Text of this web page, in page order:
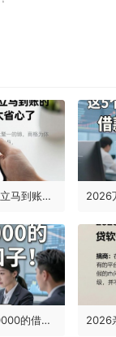
2026亲测！这5个借钱快立马到账的软件，3000元稳下款太省心了
2026年必备！5个秒借10000的借款平台口子，放款妥了